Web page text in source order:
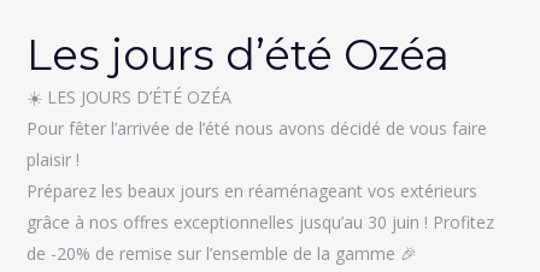
Les jours d’été Ozéa
☀️ LES JOURS D’ÉTÉ OZÉA
Pour fêter l’arrivée de l’été nous avons décidé de vous faire
plaisir !
Préparez les beaux jours en réaménageant vos extérieurs
grâce à nos offres exceptionnelles jusqu’au 30 juin ! Profitez
de -20% de remise sur l’ensemble de la gamme 🎉